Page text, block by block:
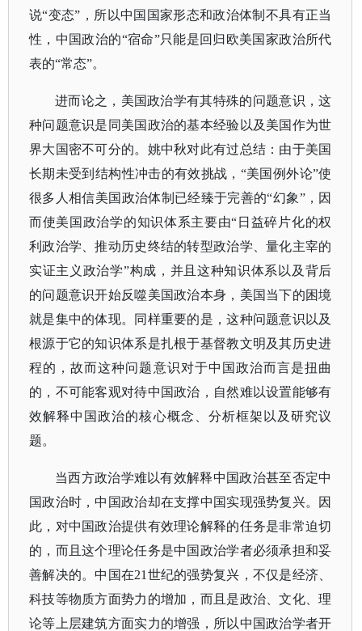
说“变态”，所以中国国家形态和政治体制不具有正当
性，中国政治的“宿命”只能是回归欧美国家政治所代
表的“常态”。
进而论之，美国政治学有其特殊的问题意识，这
种问题意识是同美国政治的基本经验以及美国作为世
界大国密不可分的。姚中秋对此有过总结：由于美国
长期未受到结构性冲击的有效挑战， “美国例外论”使
很多人相信美国政治体制已经臻于完善的“幻象”，因
而使美国政治学的知识体系主要由“日益碎片化的权
利政治学、推动历史终结的转型政治学、量化主宰的
实证主义政治学”构成，并且这种知识体系以及背后
的问题意识开始反噬美国政治本身，美国当下的困境
就是集中的体现。同样重要的是，这种问题意识以及
根源于它的知识体系是扎根于基督教文明及其历史进
程的，故而这种问题意识对于中国政治而言是扭曲
的，不可能客观对待中国政治，自然难以设置能够有
效解释中国政治的核心概念、分析框架以及研究议
题。
当西方政治学难以有效解释中国政治甚至否定中
国政治时，中国政治却在支撑中国实现强势复兴。因
此，对中国政治提供有效理论解释的任务是非常迫切
的，而且这个理论任务是中国政治学者必须承担和妥
善解决的。中国在21世纪的强势复兴，不仅是经济、
科技等物质方面势力的增加，而且是政治、文化、理
论等上层建筑方面实力的增强，所以中国政治学者开